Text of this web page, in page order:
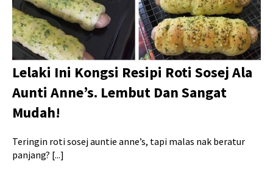
Lelaki Ini Kongsi Resipi Roti Sosej Ala
Aunti Anne’s. Lembut Dan Sangat
Mudah!
Teringin roti sosej auntie anne’s, tapi malas nak beratur
panjang? [...]